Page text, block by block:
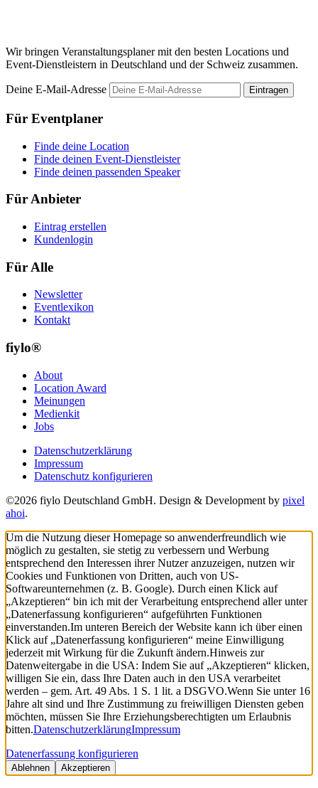
Wir bringen Veranstaltungsplaner mit den besten Locations und
Event-Dienstleistern in Deutschland und der Schweiz zusammen.
Deine E-Mail-Adresse Eintragen
Für Eventplaner
Finde deine Location
Finde deinen Event-Dienstleister
Finde deinen passenden Speaker
Für Anbieter
Eintrag erstellen
Kundenlogin
Für Alle
Newsletter
Eventlexikon
Kontakt
fiylo®
About
Location Award
Meinungen
Medienkit
Jobs
Datenschutzerklärung
Impressum
Datenschutz konfigurieren
©2026 fiylo Deutschland GmbH. Design & Development by pixel
ahoi.
Um die Nutzung dieser Homepage so anwenderfreundlich wie
möglich zu gestalten, sie stetig zu verbessern und Werbung
entsprechend den Interessen ihrer Nutzer anzuzeigen, nutzen wir
Cookies und Funktionen von Dritten, auch von US-
Softwareunternehmen (z. B. Google). Durch einen Klick auf
„Akzeptieren“ bin ich mit der Verarbeitung entsprechend aller unter
„Datenerfassung konfigurieren“ aufgeführten Funktionen
einverstanden.Im unteren Bereich der Website kann ich über einen
Klick auf „Datenerfassung konfigurieren“ meine Einwilligung
jederzeit mit Wirkung für die Zukunft ändern.Hinweis zur
Datenweitergabe in die USA: Indem Sie auf „Akzeptieren“ klicken,
willigen Sie ein, dass Ihre Daten auch in den USA verarbeitet
werden – gem. Art. 49 Abs. 1 S. 1 lit. a DSGVO.Wenn Sie unter 16
Jahre alt sind und Ihre Zustimmung zu freiwilligen Diensten geben
möchten, müssen Sie Ihre Erziehungsberechtigten um Erlaubnis
bitten.DatenschutzerklärungImpressum
Datenerfassung konfigurieren
Ablehnen Akzeptieren